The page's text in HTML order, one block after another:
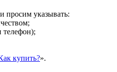
просим указывать:
телефон);
купить?».